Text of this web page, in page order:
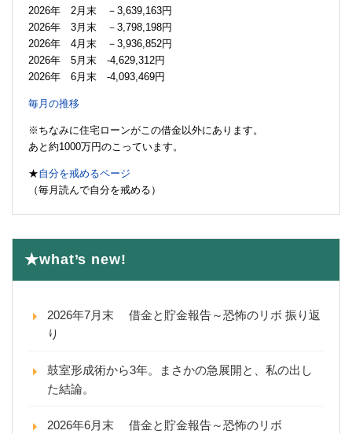
2026年 2月末 －3,639,163円
2026年 3月末 －3,798,198円
2026年 4月末 －3,936,852円
2026年 5月末 -4,629,312円
2026年 6月末 -4,093,469円
毎月の推移
※ちなみに住宅ローンがこの借金以外にあります。
あと約1000万円のこっています。
★自分を戒めるページ
（毎月読んで自分を戒める）
★what’s new!
2026年7月末 借金と貯金報告～恐怖のリボ 振り返
り
鼓室形成術から3年。まさかの急展開と、私の出し
た結論。
2026年6月末 借金と貯金報告～恐怖のリボ